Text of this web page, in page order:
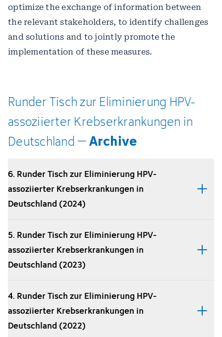
optimize the exchange of information between
the relevant stakeholders, to identify challenges
and solutions and to jointly promote the
implementation of these measures.
RunderTischzur Eliminierung ­HPV-
assoziierter Krebserkrankungen ­in
Deutschland–Archive
6. Runder Tisch zur Eliminierung HPV-
assoziierter Krebserkrankungen in
Deutschland (2024)
5. Runder Tisch zur Eliminierung HPV-
assoziierter Krebserkrankungen in
Deutschland (2023)
4. Runder Tisch zur Eliminierung HPV-
assoziierter Krebserkrankungen in
Deutschland (2022)